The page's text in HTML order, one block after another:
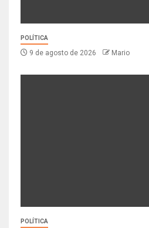
POLÍTICA
9 de agosto de 2026 Mario
POLÍTICA